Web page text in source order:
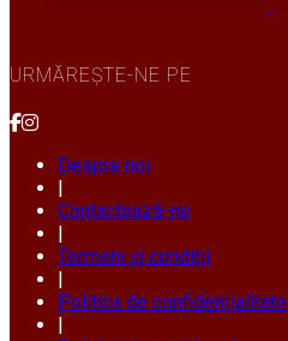
URMĂREȘTE-NE PE
Despre noi
|
Contactează-ne
|
Termeni și condiții
|
Politica de confidențialitate
|